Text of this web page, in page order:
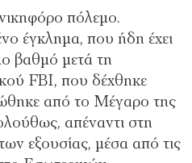
πόλεμο.
έγκλημα, που ήδη έχει
βαθμό μετά τη
FBI, που δέχθηκε
από το Μέγαρο της
απέναντι στη
εξουσίας, μέσα από τις